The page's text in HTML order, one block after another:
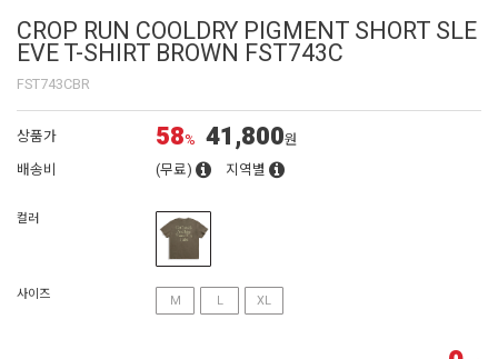
CROP RUN COOLDRY PIGMENT SHORT SLE
EVE T-SHIRT BROWN FST743C
FST743CBR
상품가 58% 41,800원
배송비
(무료) 지역별
컬러
사이즈 M L XL